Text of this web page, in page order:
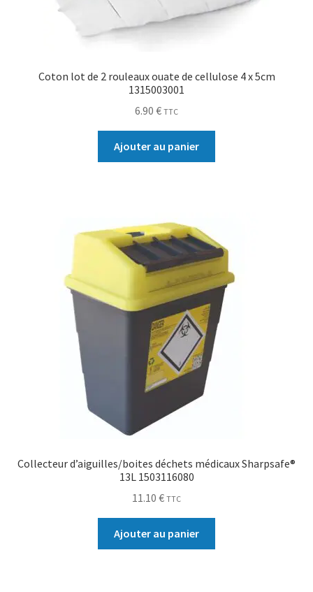
Coton lot de 2 rouleaux ouate de cellulose 4 x 5cm
1315003001
6.90 € TTC
Ajouter au panier
Collecteur d’aiguilles/boites déchets médicaux Sharpsafe®
13L 1503116080
11.10 € TTC
Ajouter au panier